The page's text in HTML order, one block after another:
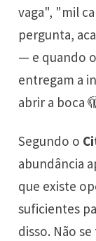
vaga", "mil
pergunta,
— e quando
entregam a
abrir a boca
Segundo o
abundância
que existe
suficientes
disso. Não